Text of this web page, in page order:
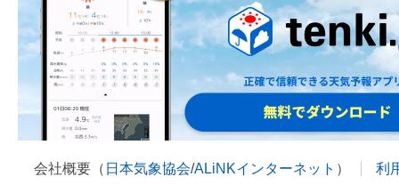
会社概要（ 日本気象協会/ALiNKインターネット ） 利